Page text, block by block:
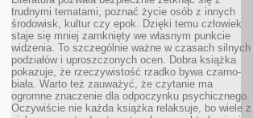
trudnymi tematami, poznać życie osób z innych
środowisk, kultur czy epok. Dzięki temu człowiek
staje się mniej zamknięty we własnym punkcie
widzenia. To szczególnie ważne w czasach silnych
podziałów i uproszczonych ocen. Dobra książka
pokazuje, że rzeczywistość rzadko bywa czarno-
biała. Warto też zauważyć, że czytanie ma
ogromne znaczenie dla odpoczynku psychicznego.
Oczywiście nie każda książka relaksuje, bo wiele z